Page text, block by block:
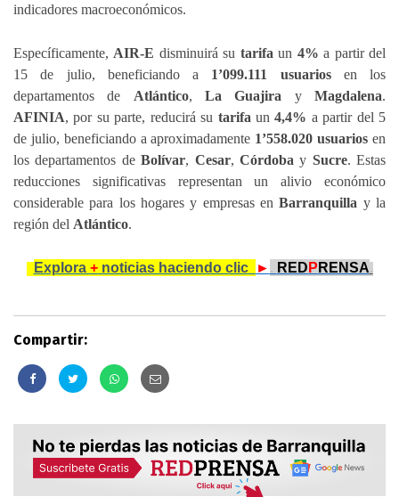
indicadores macroeconómicos.
Específicamente, AIR-E disminuirá su tarifa un 4% a partir del
15 de julio, beneficiando a 1’099.111 usuariosen los
departamentos de Atlántico,La Guajira yMagdalena.
AFINIA, por su parte, reducirá su tarifa un4,4% a partir del 5
de julio, beneficiando a aproximadamente 1’558.020 usuarios en
los departamentos deBolívar, Cesar, Córdoba y Sucre. Estas
reducciones significativas representan un alivio económico
considerable para los hogares y empresas enBarranquilla y la
región del Atlántico.
Explora +noticias haciendo clic.. ► RED P RENSA
Compartir: